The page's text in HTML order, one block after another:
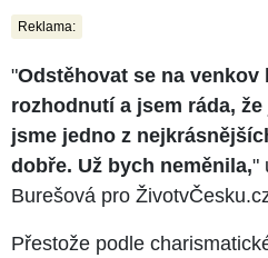
Reklama:
"Odstěhovat se na venkov
rozhodnutí a jsem ráda,
jsme jedno z
dobře. Už bych neměnila,"
Burešová pro
Přestože podle